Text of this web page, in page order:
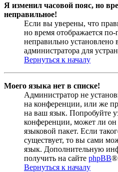
Я изменил часовой пояс, но
неправильное!
Если вы уверены, что
но время отображается
неправильно установлено
администратора для
Вернуться к началу
Моего языка нет в списке!
Администратор не
на конференции, или же
на ваш язык. Попробуйте
конференции, может ли
языковой пакет. Если
существует, то вы сами
язык. Дополнительную
получить на сайте phpBB
Вернуться к началу